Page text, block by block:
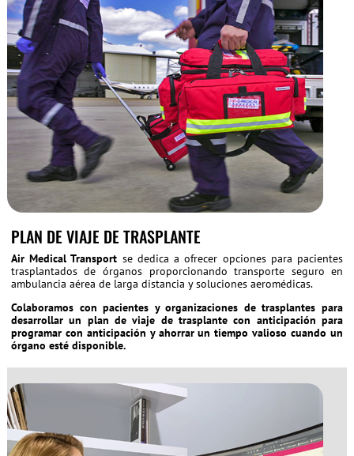
PLAN DE VIAJE DE TRASPLANTE
Air Medical Transport se dedica a ofrecer opciones para pacientes
trasplantados de órganos proporcionando transporte seguro en
ambulancia aérea de larga distancia y soluciones aeromédicas.
Colaboramos con pacientes y organizaciones de trasplantes para
desarrollar un plan de viaje de trasplante con anticipación para
programar con anticipación y ahorrar un tiempo valioso cuando un
órgano esté disponible.